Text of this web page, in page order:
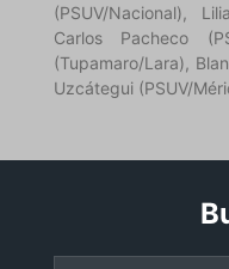
(PSUV/Nacional),
Carlos Pacheco
(Tupamaro/Lara),
Uzcátegui (PSUV/